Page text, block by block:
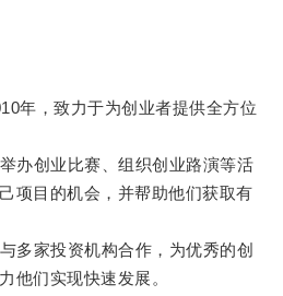
，致力于为创业者提供全方位
创业比赛、组织创业路演等活
项目的机会，并帮助他们获取有
家投资机构合作，为优秀的创
他们实现快速发展。